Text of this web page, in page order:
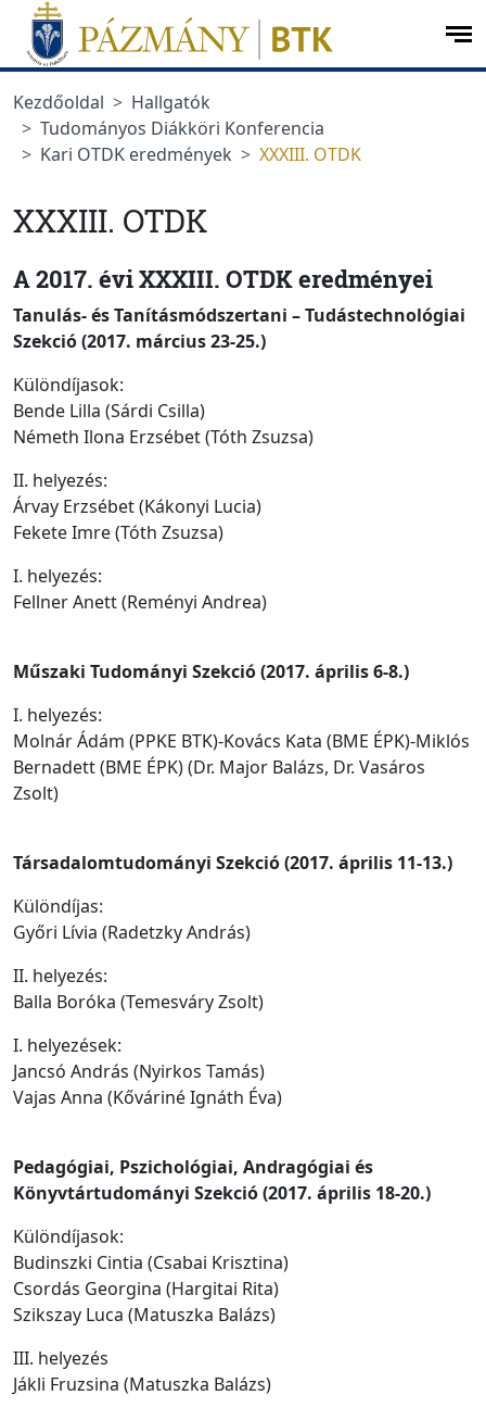
Ugrás a menüre
Ugrás a tartalomra
Kezdőoldal
Hallgatók
Tudományos Diákköri Konferencia
Kari OTDK eredmények
XXXIII. OTDK
XXXIII. OTDK
A 2017. évi XXXIII. OTDK eredményei
Tanulás- és Tanításmódszertani – Tudástechnológiai
Szekció (2017. március 23-25.)
Különdíjasok:
Bende Lilla (Sárdi Csilla)
Németh Ilona Erzsébet (Tóth Zsuzsa)
II. helyezés:
Árvay Erzsébet (Kákonyi Lucia)
Fekete Imre (Tóth Zsuzsa)
I. helyezés:
Fellner Anett (Reményi Andrea)
Műszaki Tudományi Szekció (2017. április 6-8.)
I. helyezés:
Molnár Ádám (PPKE BTK)-Kovács Kata (BME ÉPK)-Miklós
Bernadett (BME ÉPK) (Dr. Major Balázs, Dr. Vasáros
Zsolt)
Társadalomtudományi Szekció (2017. április 11-13.)
Különdíjas:
Győri Lívia (Radetzky András)
II. helyezés:
Balla Boróka (Temesváry Zsolt)
I. helyezések:
Jancsó András (Nyirkos Tamás)
Vajas Anna (Kőváriné Ignáth Éva)
Pedagógiai, Pszichológiai, Andragógiai és
Könyvtártudományi Szekció (2017. április 18-20.)
Különdíjasok:
Budinszki Cintia (Csabai Krisztina)
Csordás Georgina (Hargitai Rita)
Szikszay Luca (Matuszka Balázs)
III. helyezés
Jákli Fruzsina (Matuszka Balázs)